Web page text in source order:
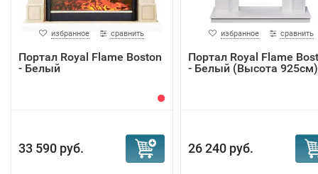
избранное сравнить
Портал Royal Flame Boston
- Белый
33 590 руб.
избранное сравнить
Портал Royal Flame
- Белый (Высота 925см)
26 240 руб.